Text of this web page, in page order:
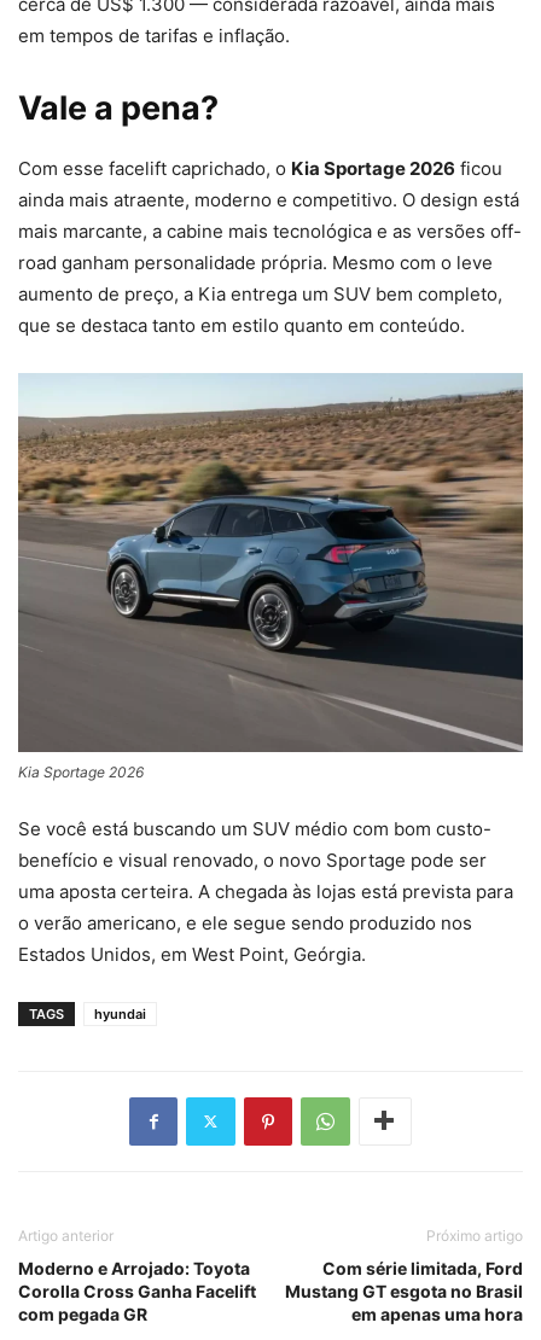
em tempos de tarifas e inflação.
Vale a pena?
Com esse facelift caprichado, o Kia Sportage 2026 ficou
ainda mais atraente, moderno e competitivo. O design está
mais marcante, a cabine mais tecnológica e as versões off-
road ganham personalidade própria. Mesmo com o leve
aumento de preço, a Kia entrega um SUV bem completo,
que se destaca tanto em estilo quanto em conteúdo.
Kia Sportage 2026
Se você está buscando um SUV médio com bom custo-
benefício e visual renovado, o novo Sportage pode ser
uma aposta certeira. A chegada às lojas está prevista para
o verão americano, e ele segue sendo produzido nos
Estados Unidos, em West Point, Geórgia.
TAGS hyundai
Artigo anterior
Moderno e Arrojado: Toyota
Corolla Cross Ganha Facelift
com pegada GR
Próximo artigo
Com série limitada, Ford
Mustang GT esgota no Brasil
em apenas uma hora